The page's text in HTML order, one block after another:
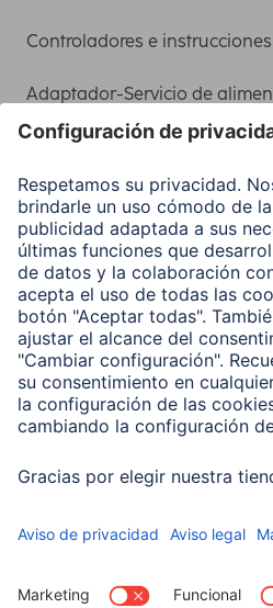
Controladores e
Adaptador-Servicio de
Clientes online
Conviértete en distribuidor
Compañía
Historia de la empresa
Hama en todo el Mundo
Sostenibilidad
Business-Portal